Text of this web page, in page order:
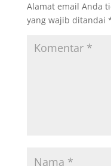
Alamat email Anda
yang wajib ditandai